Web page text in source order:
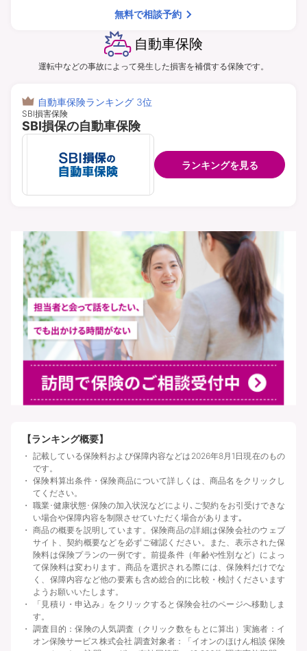
無料で相談予約
自動車保険
運転中などの事故によって発生した損害を補償する保険です。
自動車保険ランキング 3位
SBI損害保険
SBI損保の自動車保険
ランキングを見る
【ランキング概要】
記載している保険料および保障内容などは2026年8月1日現在のもの
です。
保険料算出条件・保険商品について詳しくは、商品名をクリックし
てください。
職業･健康状態･保険の加入状況などにより､ご契約をお引受けできな
い場合や保障内容を制限させていただく場合があります｡
商品の概要を説明しています。保険商品の詳細は保険会社のウェブ
サイト、契約概要などを必ずご確認ください。また、表示された保
険料は保険プランの一例です。前提条件（年齢や性別など）によっ
て保険料は変わります。商品を選択される際には、保険料だけでな
く、保障内容など他の要素も含め総合的に比較・検討くださいます
ようお願いいたします。
「見積り・申込み」をクリックすると保険会社のページへ移動しま
す。
調査目的：保険の人気調査（クリック数をもとに算出）実施者：イ
オン保険サービス株式会社 調査対象者：「イオンのほけん相談 保険